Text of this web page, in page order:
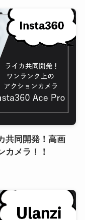
共同開発！高画
カメラ！！